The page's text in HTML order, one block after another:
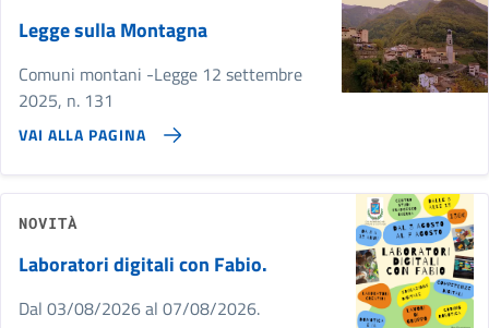
Legge sulla Montagna
Comuni montani -Legge 12 settembre
2025, n. 131
VAI ALLA PAGINA
NOVITÀ
Laboratori digitali con Fabio.
Dal 03/08/2026 al 07/08/2026.